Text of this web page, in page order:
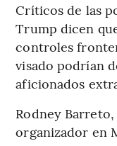
Críticos de las
Trump dicen
controles
visado podrían
aficionados
Rodney
organizador en